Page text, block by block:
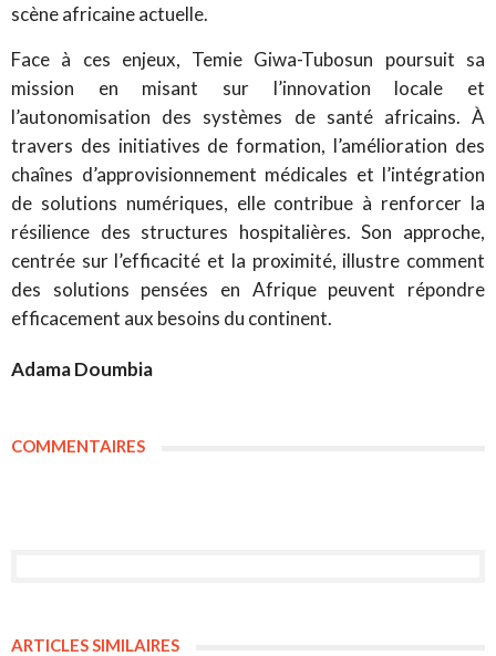
scène africaine actuelle.
Face à ces enjeux, Temie Giwa-Tubosun poursuit sa
mission en misant sur l’innovation locale et
l’autonomisation des systèmes de santé africains. À
travers des initiatives de formation, l’amélioration des
chaînes d’approvisionnement médicales et l’intégration
de solutions numériques, elle contribue à renforcer la
résilience des structures hospitalières. Son approche,
centrée sur l’efficacité et la proximité, illustre comment
des solutions pensées en Afrique peuvent répondre
efficacement aux besoins du continent.
Adama Doumbia
COMMENTAIRES
ARTICLES SIMILAIRES